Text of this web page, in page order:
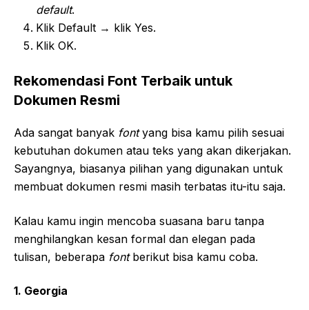
default.
Klik Default → klik Yes.
Klik OK.
Rekomendasi Font Terbaik untuk
Dokumen Resmi
Ada sangat banyak fontyang bisa kamu pilih sesuai
kebutuhan dokumen atau teks yang akan dikerjakan.
Sayangnya, biasanya pilihan yang digunakan untuk
membuat dokumen resmi masih terbatas itu-itu saja.
Kalau kamu ingin mencoba suasana baru tanpa
menghilangkan kesan formal dan elegan pada
tulisan, beberapa font berikut bisa kamu coba.
1. Georgia